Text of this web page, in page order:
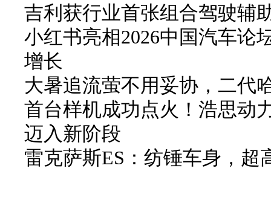
吉利获行业首张组合驾驶辅
小红书亮相2026中国汽车论
增长
大暑追流萤不用妥协，二代
首台样机成功点火！浩思动
迈入新阶段
雷克萨斯ES：纺锤车身，超